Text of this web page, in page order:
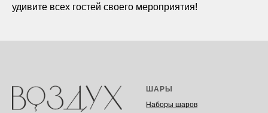
удивите всех гостей своего мероприятия!
ШАРЫ
Наборы шаров